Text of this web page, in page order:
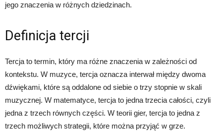
jego znaczenia w różnych dziedzinach.
Definicja tercji
Tercja to termin, który ma różne znaczenia w zależności od
kontekstu. W muzyce, tercja oznacza interwał między dwoma
dźwiękami, które są oddalone od siebie o trzy stopnie w skali
muzycznej. W matematyce, tercja to jedna trzecia całości, czyli
jedna z trzech równych części. W teorii gier, tercja to jedna z
trzech możliwych strategii, które można przyjąć w grze.